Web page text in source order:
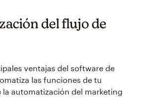
del flujo de
ventajas del software de
las funciones de tu
la automatización del marketing